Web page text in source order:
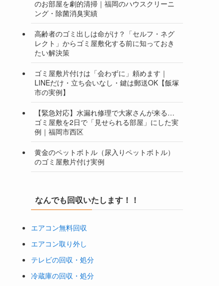
のお部屋を劇的清掃｜福岡のハウスクリーニ
ング・除菌消臭実績
高齢者のゴミ出しは命がけ？「セルフ・ネグ
レクト」からゴミ屋敷化する前に知っておき
たい解決策
ゴミ屋敷片付けは「会わずに」頼めます｜
LINEだけ・立ち会いなし・鍵は郵送OK【飯塚
市の実例】
【緊急対応】水漏れ修理で大家さんが来る…
ゴミ屋敷を2日で「見せられる部屋」にした実
例｜福岡市西区
黄金のペットボトル（尿入りペットボトル）
のゴミ屋敷片付け実例
なんでも回収いたします！！
エアコン無料回収
エアコン取り外し
テレビの回収・処分
冷蔵庫の回収・処分